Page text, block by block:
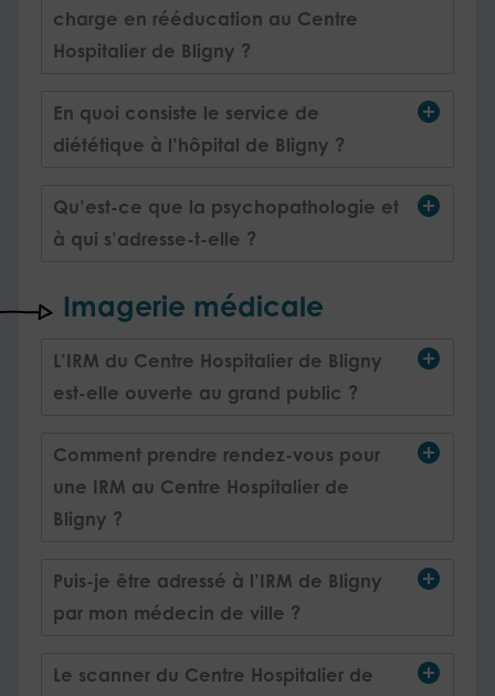
charge en rééducation au Centre
Hospitalier de Bligny ?
En quoi consiste le service de
diététique à l’hôpital de Bligny ?
Qu’est-ce que la psychopathologie et
à qui s’adresse-t-elle ?
Imagerie médicale
L’IRM du Centre Hospitalier de Bligny
est-elle ouverte au grand public ?
Comment prendre rendez-vous pour
une IRM au Centre Hospitalier de
Bligny ?
Puis-je être adressé à l’IRM de Bligny
par mon médecin de ville ?
Le scanner du Centre Hospitalier de